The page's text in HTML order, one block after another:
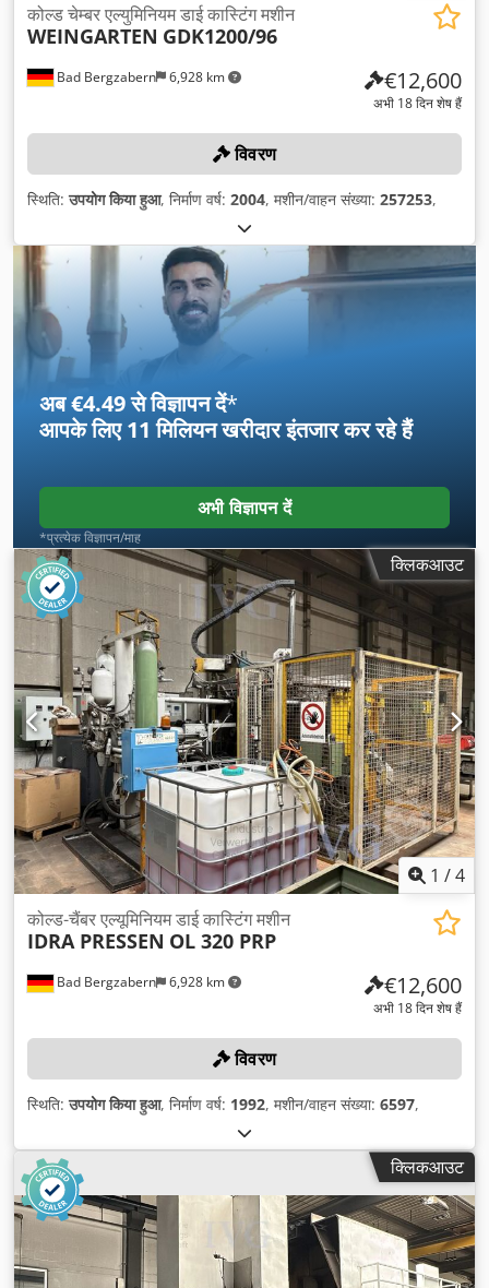
Bad Bergzabern 6,928 km
कोल्ड चेम्बर एल्युमिनियम डाई कास्टिंग मशीन
WEINGARTEN GDK1200/96
€12,600
अभी 18 दिन शेष हैं
विवरण
स्थिति:उपयोग किया हुआ, निर्माण वर्ष: 2004, मशीन/वाहन संख्या: 257253,
अब €4.49 से विज्ञापन दें*
आपके लिए11 मिलियन खरीदारइंतजार कर रहे हैं
अभी विज्ञापन दें
*प्रत्येक विज्ञापन/माह
क्लिकआउट
1 /4
Bad Bergzabern 6,928 km
कोल्ड-चैंबर एल्यूमिनियम डाई कास्टिंग मशीन
IDRA PRESSEN OL 320 PRP
€12,600
अभी 18 दिन शेष हैं
विवरण
स्थिति:उपयोग किया हुआ, निर्माण वर्ष: 1992, मशीन/वाहन संख्या: 6597,
क्लिकआउट